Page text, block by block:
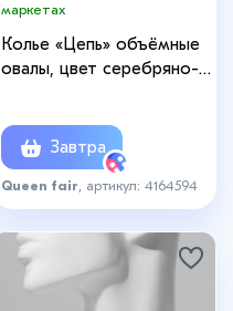
маркетах
Колье «Цепь» объёмные
овалы, цвет серебряно-
Завтра
Queen fair , артикул: 4164594